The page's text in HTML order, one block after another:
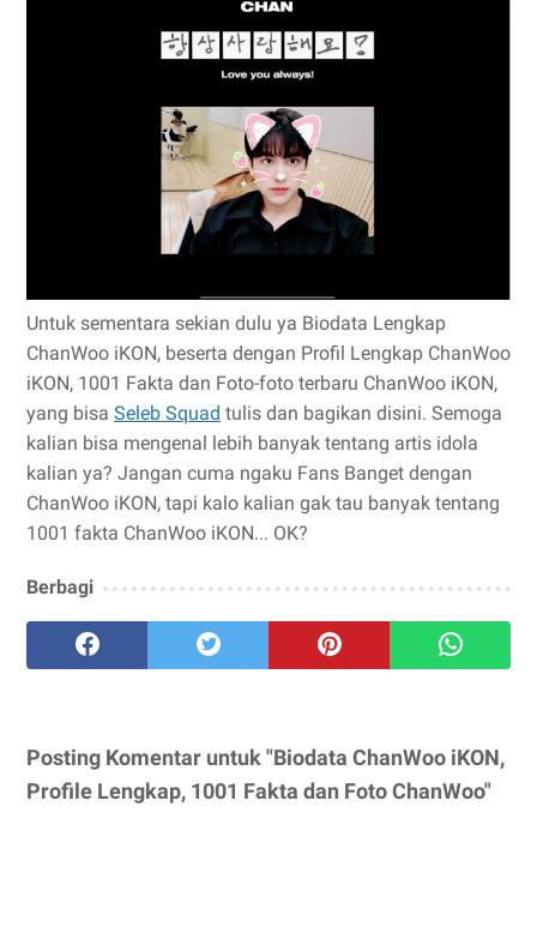
Untuk sementara sekian dulu ya Biodata Lengkap
ChanWoo iKON, beserta dengan Profil Lengkap ChanWoo
iKON, 1001 Fakta dan Foto-foto terbaru ChanWoo iKON,
yang bisa Seleb Squad tulis dan bagikan disini. Semoga
kalian bisa mengenal lebih banyak tentang artis idola
kalian ya? Jangan cuma ngaku Fans Banget dengan
ChanWoo iKON, tapi kalo kalian gak tau banyak tentang
1001 fakta ChanWoo iKON... OK?
Berbagi
Posting Komentar untuk "Biodata ChanWoo iKON,
Profile Lengkap, 1001 Fakta dan Foto ChanWoo"